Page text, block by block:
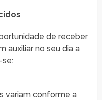
de receber
auxiliar no seu dia a
se:
variam conforme a